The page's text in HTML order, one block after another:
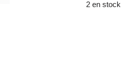
2 en stock